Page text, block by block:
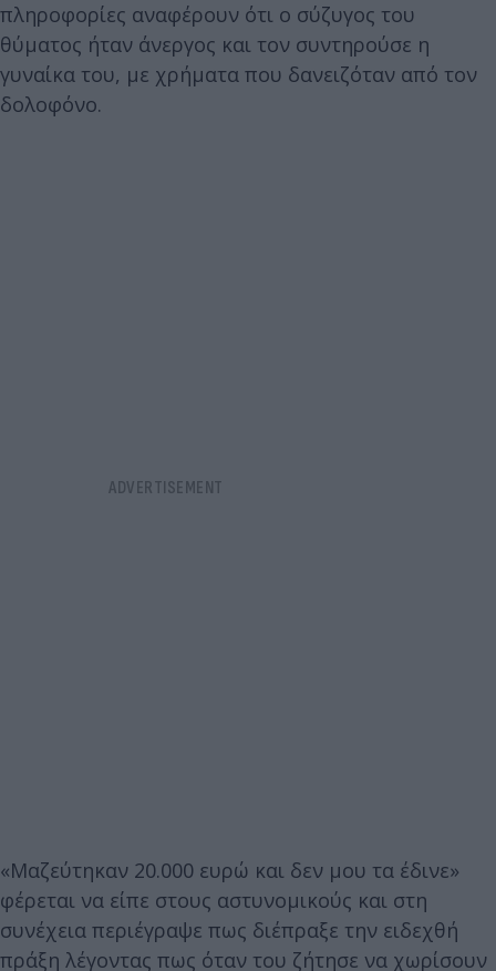
πληροφορίες αναφέρουν ότι ο σύζυγος του
θύματος ήταν άνεργος και τον συντηρούσε η
γυναίκα του, με χρήματα που δανειζόταν από τον
δολοφόνο.
«Μαζεύτηκαν 20.000 ευρώ και δεν μου τα έδινε»
φέρεται να είπε στους αστυνομικούς και στη
συνέχεια περιέγραψε πως διέπραξε την ειδεχθή
πράξη λέγοντας πως όταν του ζήτησε να χωρίσουν